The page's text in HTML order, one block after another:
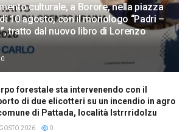
culturale, a Borore, nella piazza
10 agosto, con il monologo “Padri –
tratto dal nuovo libro di Lorenzo
0
forestale sta intervenendo con il
di due elicotteri su un incendio in agro
di Pattada, località Istrrridolzu
2026 0